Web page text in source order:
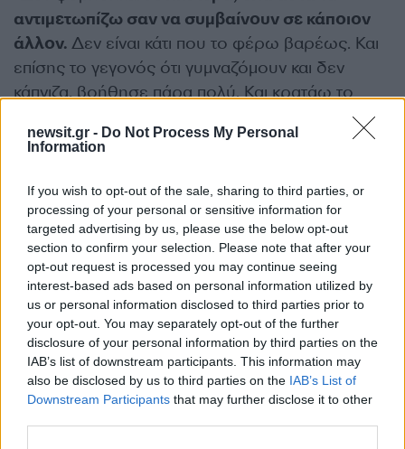
newsit.gr - Do Not Process My Personal
Information
If you wish to opt-out of the sale, sharing to third parties, or
processing of your personal or sensitive information for
targeted advertising by us, please use the below opt-out
section to confirm your selection. Please note that after your
opt-out request is processed you may continue seeing
interest-based ads based on personal information utilized by
us or personal information disclosed to third parties prior to
your opt-out. You may separately opt-out of the further
disclosure of your personal information by third parties on the
IAB’s list of downstream participants. This information may
also be disclosed by us to third parties on the IAB’s List of
Downstream Participants that may further disclose it to other
αντιμετωπίζω σαν να συμβαίνουν σε κάποιον
άλλον. Δεν είναι κάτι που το φέρω βαρέως. Και
επίσης το γεγονός ότι γυμναζόμουν και δεν
κάπνιζα, βοήθησε πάρα πολύ. Και κρατάω το
ζωή, με βοήθησε σ’ αυτή τη δύσκολη στιγμή»,
«Τις αρρώστιες, τις φοβάμαι. Φοβάμαι
γενικότερα να μην… επειδή η μητέρα μου την
έχασα από καρκίνο και ήταν 3 χρόνια πολύ
δύσκολα, και για τον ασθενή είναι δύσκολο…
Αλλά και για τον άνθρωπο που είναι δίπλα…
Νομίζω ότι αυτή η φθορά της ασθένειας, που
από ένα σημείο και μετά είναι δύσκολο να
κάνεις κάποια πράγματα για να βοηθήσεις,
αυτό είναι που φοβάμαι
», παραδέχτηκε στη